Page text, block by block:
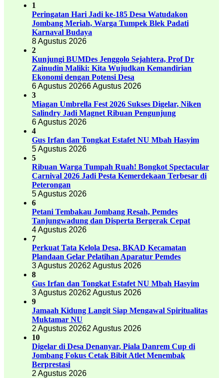
1
Peringatan Hari Jadi ke-185 Desa Watudakon
Jombang Meriah, Warga Tumpek Blek Padati
Karnaval Budaya
8 Agustus 2026
2
Kunjungi BUMDes Jenggolo Sejahtera, Prof Dr
Zainudin Maliki: Kita Wujudkan Kemandirian
Ekonomi dengan Potensi Desa
6 Agustus 20266 Agustus 2026
3
Miagan Umbrella Fest 2026 Sukses Digelar, Niken
Salindry Jadi Magnet Ribuan Pengunjung
6 Agustus 2026
4
Gus Irfan dan Tongkat Estafet NU Mbah Hasyim
5 Agustus 2026
5
Ribuan Warga Tumpah Ruah! Bongkot Spectacular
Carnival 2026 Jadi Pesta Kemerdekaan Terbesar di
Peterongan
5 Agustus 2026
6
Petani Tembakau Jombang Resah, Pemdes
Tanjungwadung dan Disperta Bergerak Cepat
4 Agustus 2026
7
Perkuat Tata Kelola Desa, BKAD Kecamatan
Plandaan Gelar Pelatihan Aparatur Pemdes
3 Agustus 20262 Agustus 2026
8
Gus Irfan dan Tongkat Estafet NU Mbah Hasyim
3 Agustus 20262 Agustus 2026
9
Jamaah Kidung Langit Siap Mengawal Spiritualitas
Muktamar NU
2 Agustus 20262 Agustus 2026
10
Digelar di Desa Denanyar, Piala Danrem Cup di
Jombang Fokus Cetak Bibit Atlet Menembak
Berprestasi
2 Agustus 2026